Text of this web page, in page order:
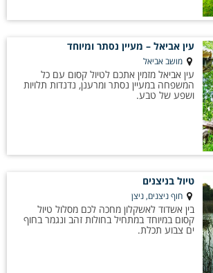
עין אביאל – מעיין נסתר ומיוחד
מושב אביאל
עין אביאל מזמין אתכם לטיול קסום עם כל
המשפחה במעיין נסתר ומרענן, נדנדות תלויות
ושפע של טבע.
טיול בניצנים
חוף ניצנים, ניצן
בין אשדוד לאשקלון מחכה לכם מסלול טיול
קסום במיוחד במתחיל בחולות זהב ונגמר בחוף
ים צבוע תכלת.